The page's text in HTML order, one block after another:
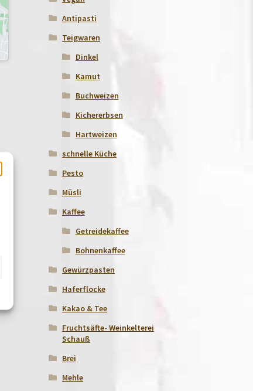
Antipasti
Teigwaren
Dinkel
Kamut
Buchweizen
Kichererbsen
Hartweizen
schnelle Küche
Pesto
Müsli
Kaffee
Getreidekaffee
Bohnenkaffee
Gewürzpasten
Haferflocke
Kakao & Tee
Fruchtsäfte- Weinkelterei
Schauß
Brei
Mehle